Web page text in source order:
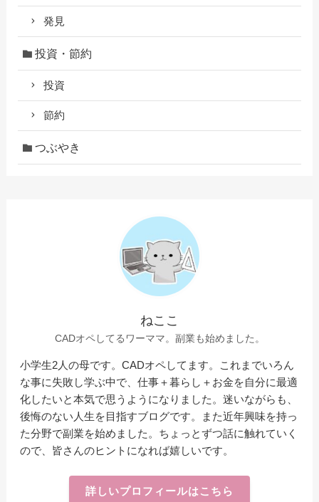
発見
投資・節約
投資
節約
つぶやき
ねここ
CADオペしてるワーママ。副業も始めました。
小学生2人の母です。CADオペしてます。これまでいろん
な事に失敗し学ぶ中で、仕事＋暮らし＋お金を自分に最適
化したいと本気で思うようになりました。迷いながらも、
後悔のない人生を目指すブログです。また近年興味を持っ
た分野で副業を始めました。ちょっとずつ話に触れていく
ので、皆さんのヒントになれば嬉しいです。
詳しいプロフィールはこちら